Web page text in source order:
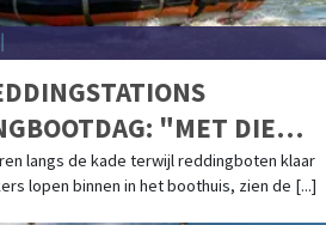
"MET DIE
DAT VERGEET JE
langs de kade terwijl reddingboten klaar
lopen binnen in het boothuis, zien de [...]